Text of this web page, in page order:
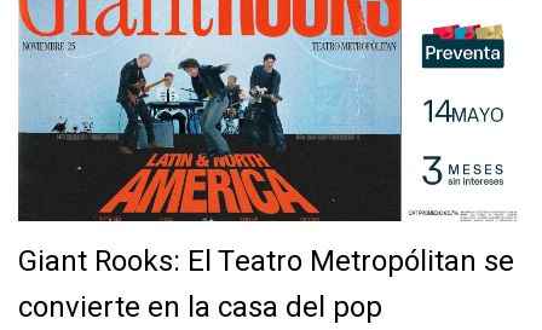
Giant Rooks: El Teatro Metropólitan se
convierte en la casa del pop